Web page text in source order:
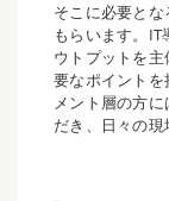
そこに必要と
もらいます。
ウトプットを
要なポイント
メント層の方
だき、日々の現